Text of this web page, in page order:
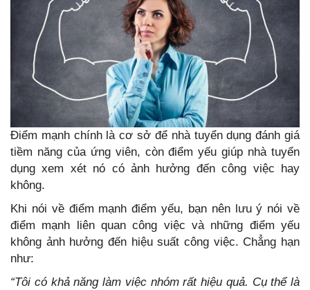
Điểm mạnh chính là cơ sở để nhà tuyển dụng đánh giá
tiềm năng của ứng viên, còn điểm yếu giúp nhà tuyển
dụng xem xét nó có ảnh hưởng đến công việc hay
không.
Khi nói về điểm mạnh điểm yếu, bạn nên lưu ý nói về
điểm mạnh liên quan công việc và những điểm yếu
không ảnh hưởng đến hiệu suất công việc. Chẳng hạn
như:
“Tôi có khả năng làm việc nhóm rất hiệu quả. Cụ thể là